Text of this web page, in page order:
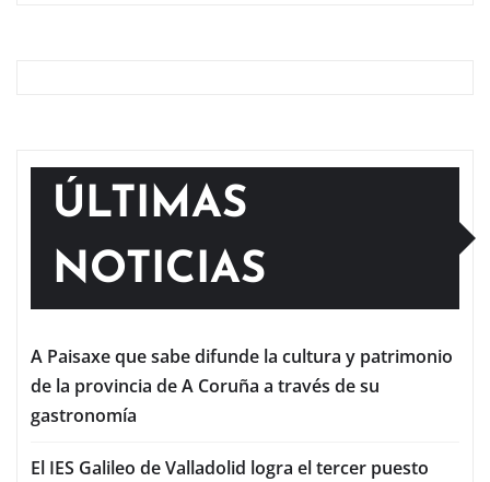
ÚLTIMAS
NOTICIAS
A Paisaxe que sabe difunde la cultura y patrimonio
de la provincia de A Coruña a través de su
gastronomía
El IES Galileo de Valladolid logra el tercer puesto